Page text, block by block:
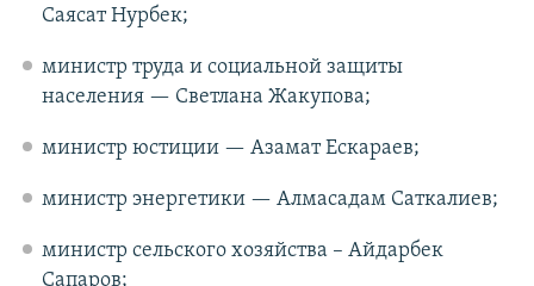
Саясат Нурбек;
министр труда и социальной защиты
населения — Светлана Жакупова;
министр юстиции — Азамат Ескараев;
министр энергетики — Алмасадам Саткалиев;
министр сельского хозяйства – Айдарбек
Сапаров;